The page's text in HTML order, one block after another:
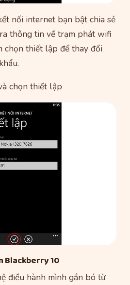
nối internet bạn bật chia sẻ
thông tin về trạm phát wifi
chọn thiết lập để thay đổi
chọn thiết lập
Blackberry 10
điều hành mình gắn bó từ